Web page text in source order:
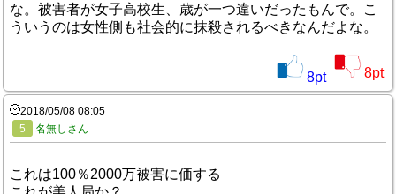
な。被害者が女子高校生、歳が一つ違いだったもんで。こ
ういうのは女性側も社会的に抹殺されるべきなんだよな。
8pt 8pt
2018/05/08 08:05
5
名無しさん
これは100％2000万被害に価する